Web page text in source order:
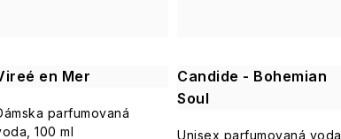
en Mer
parfumovaná
100 ml
Candide - Bohemian
Soul
Unisex parfumovaná voda,